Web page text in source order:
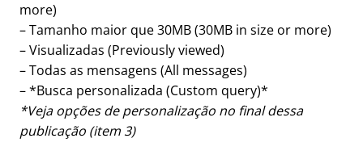
more)
– Tamanho maior que 30MB (30MB in size or more)
– Visualizadas (Previously viewed)
– Todas as mensagens (All messages)
– *Busca personalizada (Custom query)*
*Veja opções de personalização no final dessa
publicação (item 3)